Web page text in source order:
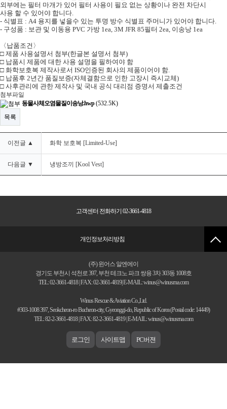
외부에는 필터 마개가 있어 필터 사용이 필요 없는 상황이나 완전 차단시
사용 할 수 있어야 합니다
- 식별표 : A4 용지를 넣을수 있는 투명 방수 식별표 주머니가 있어야 합니다
- 구성품 : 보관 및 이동용 PVC 가방 1ea, 3M JFR 85필터 2ea, 이송낭 1ea
〈 납품조건 〉
□ 제품 사용설명서 첨부(한글본 설명서 첨부)
□ 납품시 제품에 대한 사용 설명을 필하여야 함
□ 화학보호복 제작사로서 ISO인증된 회사의 제품이어야 함
□ 납품후 2년간 품질보증(자체결함으로 인한 고장시 즉시교체)
□ 사후관리에 관한 제작사 및 국내 공식 대리점 증명서 제출조건
첨부파일
동물사체오염물질이송낭.hwp(532.5K)
목록
이전글 ▲ 화학 보호복 [Limited-Use]
다음글 ▼ 냉방조끼 [Kool Vest]
고객센터 전화하기 02-3661-4818
개인정보처리방침
(주) 윈어스 알엔에이
경기도 부천시 석천로 397, 부천 테크노 파크 쌍용 3차 303동 1008호
TEL: 02-3661-4818 | FAX: 02-3661-4819| E-MAIL: winus@winusrna.com
Winus Rescue & Aviation Co.,Ltd.
#303-1008 397, Seokcheon-ro Bucheon-city, Gyeonggi-do, Republic of Korea (Postal code: 14449)
TEL: 82-2-3661-4818 | FAX: 82-2-3661-4819 | E-MAIL: winus@winusrna.com
로그인 사이트맵 PC버젼